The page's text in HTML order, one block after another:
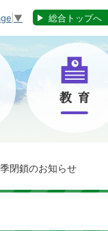
▼ 総合トップへ
閉鎖のお知らせ